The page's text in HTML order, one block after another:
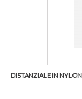
DISTANZIALE IN